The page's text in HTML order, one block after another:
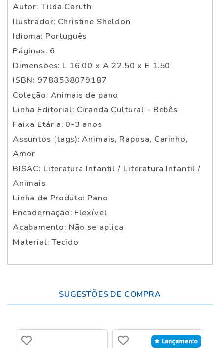
Autor: Tilda Caruth
Ilustrador: Christine Sheldon
Idioma: Português
Páginas: 6
Dimensões: L 16.00 x A 22.50 x E 1.50
ISBN: 9788538079187
Coleção: Animais de pano
Linha Editorial: Ciranda Cultural - Bebês
Faixa Etária: 0-3 anos
Assuntos (tags): Animais, Raposa, Carinho,
Amor
BISAC: Literatura Infantil / Literatura Infantil /
Animais
Linha de Produto: Pano
Encadernação: Flexível
Acabamento: Não se aplica
Material: Tecido
SUGESTÕES DE COMPRA